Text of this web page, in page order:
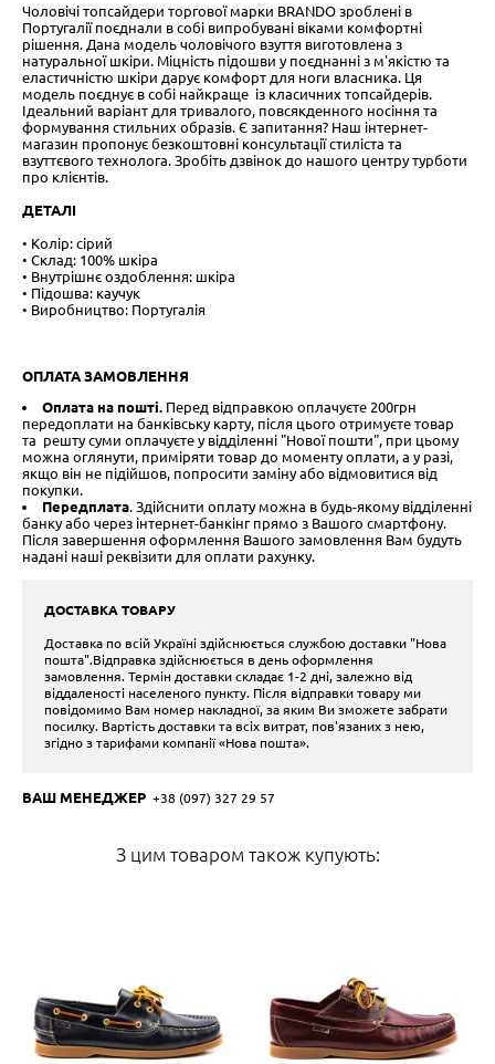
Чоловічі топсайдери торгової марки BRANDO зроблені в
Португалії поєднали в собі випробувані віками комфортні
рішення. Дана модель чоловічого взуття виготовлена ​​з
натуральної шкіри. Міцність підошви у поєднанні з м'якістю та
еластичністю шкіри дарує комфорт для ноги власника. Ця
модель поєднує в собі найкраще із класичних топсайдерів.
Ідеальний варіант для тривалого, повсякденного носіння та
формування стильних образів. Є запитання? Наш інтернет-
магазин пропонує безкоштовні консультації стиліста та
взуттєвого технолога. Зробіть дзвінок до нашого центру турботи
про клієнтів.
ДЕТАЛІ
• Колір: сірий
• Склад: 100% шкіра
• Внутрішнє оздоблення: шкіра
• Підошва: каучук
• Виробництво: Португалія
ОПЛАТА ЗАМОВЛЕННЯ
Оплата на пошті. Перед відправкою оплачуєте 200грн
передоплати на банківську карту, після цього отримуєте товар
та решту суми оплачуєте у відділенні "Нової пошти", при цьому
можна оглянути, приміряти товар до моменту оплати, а у разі,
якщо він не підійшов, попросити заміну або відмовитися від
покупки.
Передплата. Здійснити оплату можна в будь-якому відділенні
банку або через інтернет-банкінг прямо з Вашого смартфону.
Після завершення оформлення Вашого замовлення Вам будуть
надані наші реквізити для оплати рахунку.
ДОСТАВКА ТОВАРУ
Доставка по всій Україні здійснюється службою доставки "Нова
пошта".Відправка здійснюється в день оформлення
замовлення. Термін доставки складає 1-2 дні, залежно від
віддаленості населеного пункту. Після відправки товару ми
повідомимо Вам номер накладної, за яким Ви зможете забрати
посилку. Вартість доставки та всіх витрат, пов'язаних з нею,
згідно з тарифами компанії «Нова пошта».
ВАШ МЕНЕДЖЕР +38 (097) 327 29 57
З цим товаром також купують: